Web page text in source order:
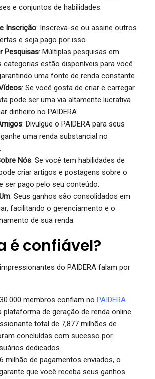
e conjuntos de habilidades:
Inscrição: Inscreva-se ou assine outros
e seja pago por isso.
Pesquisas: Múltiplas pesquisas em
categorias estão disponíveis para você
uma fonte de renda constante.
: Se você gosta de criar e carregar
pode ser uma via altamente lucrativa
dinheiro no PAIDERA.
: Divulgue o PAIDERA para seus
uma renda substancial no
Nós: Se você tem habilidades de
criar artigos e postagens sobre o
ser pago pelo seu conteúdo.
: Seus ganhos são consolidados em
facilitando o gerenciamento e o
de sua renda.
é confiável?
do PAIDERA falam por
membros confiam no PAIDERA
plataforma de geração de renda online.
total de 7,877 milhões de
concluídas com sucesso por
dedicados.
milhão de pagamentos enviados, o
garante que você receba seus ganhos